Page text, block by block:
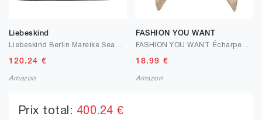
Liebeskind
120.24 €
Amazon
FASHION YOU WANT
18.99 €
Amazon
Prix total: 400.24 €